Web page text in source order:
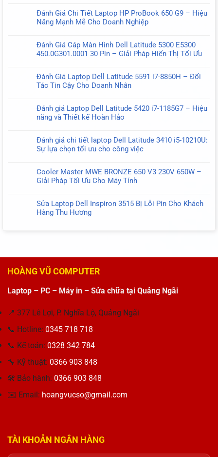
bình
luận
Sạc
Dell
USB-
C
C
130W
20V
Oval
Đánh Giá Chi Tiết Laptop HP ProBook 650 G9 – Hiệu
Năng Mạnh Mẽ Cho Doanh Nghiệp
bình
luận
Đánh
Giá
Laptop
HP
650
G9
–
Năng
Mạnh
Doanh
Nghiệp
Đánh Giá Cáp Màn Hình Dell Latitude 5300 E5300
450.0G301.0001 30 Pin – Giải Pháp Hiển Thị Tối Ưu
bình
luận
Đánh
Giá
Hình
Dell
5300
E5300
450.0G301.0001
Pin
–
Đánh Giá Laptop Dell Latitude 5591 i7-8850H – Đối
Tác Tin Cậy Cho Doanh Nhân
bình
luận
Đánh
Giá
Laptop
Latitude
5591
8850H
–
Đối
Doanh
Nhân
Đánh giá Laptop Dell Latitude 5420 i7-1185G7 – Hiệu
năng và Thiết kế Hoàn Hảo
bình
luận
Đánh
giá
Latitude
5420
năng
Thiết
Hoàn
Đánh giá chi tiết laptop Dell Latitude 3410 i5-10210U:
Sự lựa chọn tối ưu cho công việc
bình
luận
Đánh
giá
i5-
Sự
tối
cho
công
việc
Cooler Master MWE BRONZE 650 V3 230V 650W –
Giải Pháp Tối Ưu Cho Máy Tính
có
bình
luận
BRONZE
650
V3
650W
Giải
Tối
Cho
Tính
Sửa Laptop Dell Inspiron 3515 Bị Lỗi Pin Cho Khách
Hàng Thu Hương
ở
Sửa
Laptop
Inspiron
Bị
Lỗi
Pin
Cho
Khách
Thu
HOÀNG VŨ COMPUTER
Laptop – PC – Máy in – Sửa chữa tại Quảng Ngãi
📍 377 Lê Lợi, P. Nghĩa Lộ, Quảng Ngãi
📞 Hotline: 0345 718 718
📞 Kế toán: 0328 342 784
🔧 Kỹ thuật: 0366 903 848
🛠 Bảo hành: 0366 903 848
✉️ Email: hoangvucso@gmail.com
TÀI KHOẢN NGÂN HÀNG